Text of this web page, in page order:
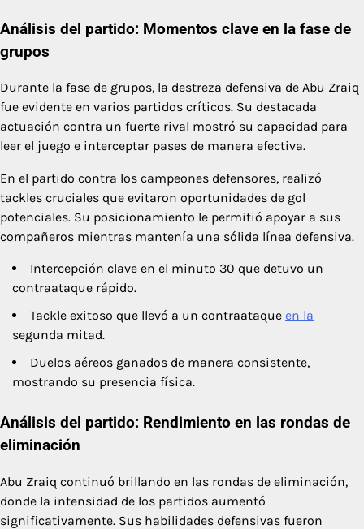
Análisis del partido: Momentos clave en la fase de
grupos
Durante la fase de grupos, la destreza defensiva de Abu Zraiq
fue evidente en varios partidos críticos. Su destacada
actuación contra un fuerte rival mostró su capacidad para
leer el juego e interceptar pases de manera efectiva.
En el partido contra los campeones defensores, realizó
tackles cruciales que evitaron oportunidades de gol
potenciales. Su posicionamiento le permitió apoyar a sus
compañeros mientras mantenía una sólida línea defensiva.
Intercepción clave en el minuto 30 que detuvo un
contraataque rápido.
Tackle exitoso que llevó a un contraataque en la
segunda mitad.
Duelos aéreos ganados de manera consistente,
mostrando su presencia física.
Análisis del partido: Rendimiento en las rondas de
eliminación
Abu Zraiq continuó brillando en las rondas de eliminación,
donde la intensidad de los partidos aumentó
significativamente. Sus habilidades defensivas fueron